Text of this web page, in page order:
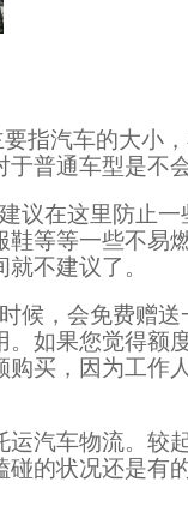
指汽车的大小
普通车型是不
议在这里防止
等等一些不易
不建议了。
候，会免费赠
如果您觉得额
买，因为工作
汽车物流。较
的状况还是有